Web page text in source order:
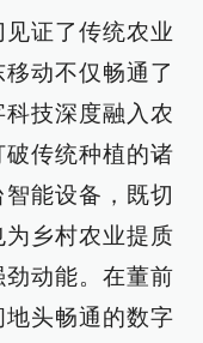
证了传统农业
动不仅畅通了
技深度融入农
传统种植的诸
能设备，既切
乡村农业提质
动能。在董前
头畅通的数字